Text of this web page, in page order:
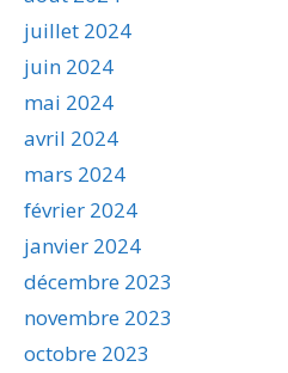
juillet 2024
juin 2024
mai 2024
avril 2024
mars 2024
février 2024
janvier 2024
décembre 2023
novembre 2023
octobre 2023